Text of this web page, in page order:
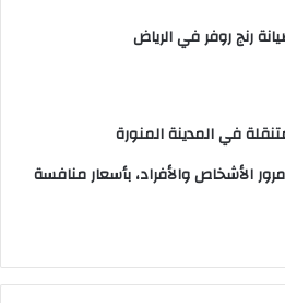
رنج روفر في الرياض
في المدينة المنورة
الأشخاص والأفراد، بأسعار منافسة